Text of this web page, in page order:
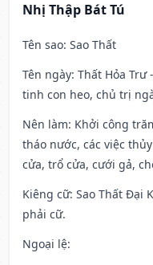
Nhị Thập Bát Tú
Tên sao: Sao Thất
Tên ngày: Thất Hỏa Trư
tinh con heo, chủ trị
Nên làm: Khởi công
tháo nước, các việc
cửa, trổ cửa, cưới gả,
Kiêng cữ: Sao Thất Đại
phải cữ.
Ngoại lệ: